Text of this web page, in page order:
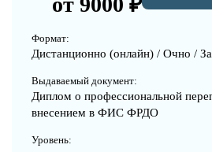
Формат:
Дистанционно (онлайн) / Очно /
Выдаваемый документ:
Диплом о профессиональной
внесением в ФИС ФРДО
Уровень: